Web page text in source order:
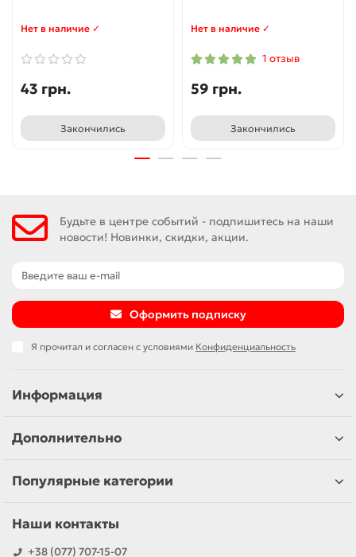
Нет в наличие ✓
43 грн.
Закончились
Нет в наличие ✓
1 отзыв
59 грн.
Закончились
Будьте в центре событий - подпишитесь на наши
новости! Новинки, скидки, акции.
Оформить подписку
Я прочитал и согласен с условиями Конфиденциальность
Информация
Дополнительно
Популярные категории
Наши контакты
+38 (077) 707-15-07